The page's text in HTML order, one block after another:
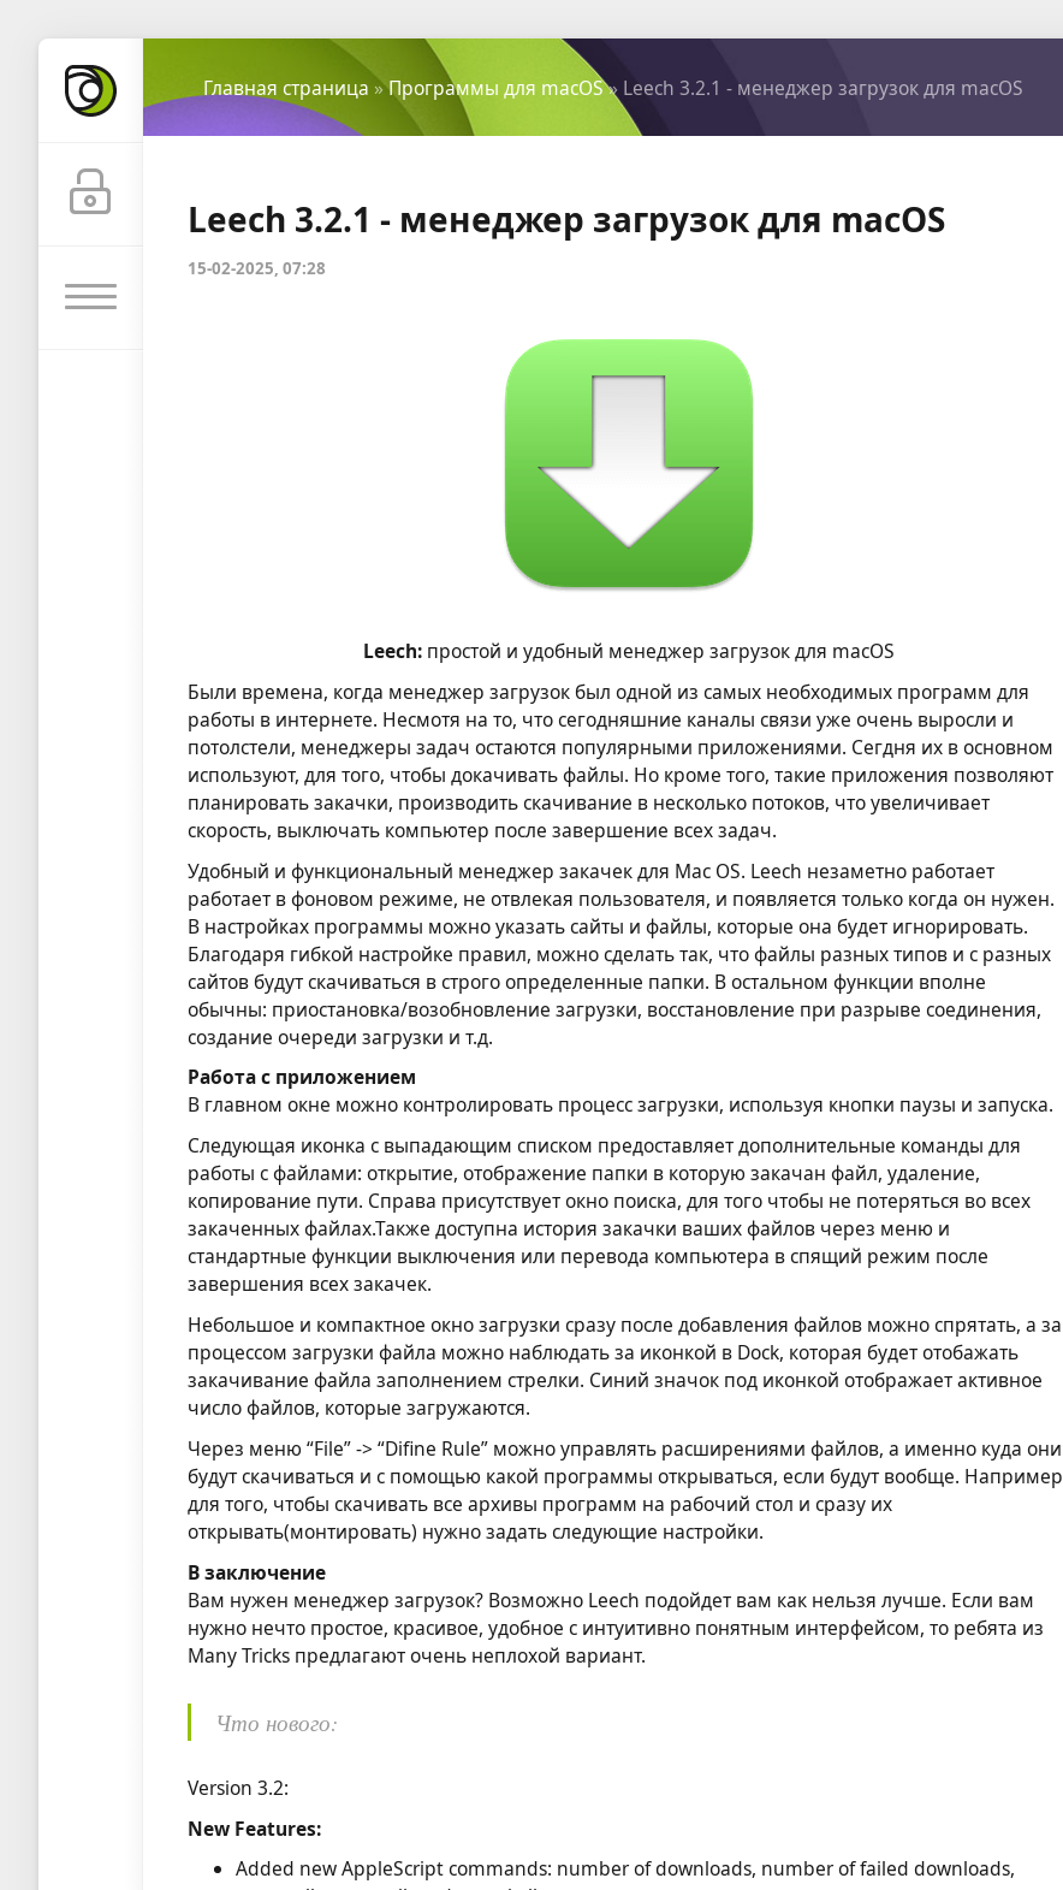
Главная страница »Программы для macOS» Leech 3.2.1 - менеджер загрузок для macOS
Leech 3.2.1 - менеджер загрузок для macOS
15-02-2025, 07:28
Leech:простой и удобный менеджер загрузок для macOS
Были времена, когда менеджер загрузок был одной из самых необходимых программ для
работы в интернете. Несмотя на то, что сегодняшние каналы связи уже очень выросли и
потолстели, менеджеры задач остаются популярными приложениями. Сегдня их в основном
используют, для того, чтобы докачивать файлы. Но кроме того, такие приложения позволяют
планировать закачки, производить скачивание в несколько потоков, что увеличивает
скорость, выключать компьютер после завершение всех задач.
Удобный и функциональный менеджер закачек для Mac OS. Leech незаметно работает
работает в фоновом режиме, не отвлекая пользователя, и появляется только когда он нужен.
В настройках программы можно указать сайты и файлы, которые она будет игнорировать.
Благодаря гибкой настройке правил, можно сделать так, что файлы разных типов и с разных
сайтов будут скачиваться в строго определенные папки. В остальном функции вполне
обычны: приостановка/возобновление загрузки, восстановление при разрыве соединения,
создание очереди загрузки и т.д.
Работа с приложением
В главном окне можно контролировать процесс загрузки, используя кнопки паузы и запуска.
Следующая иконка с выпадающим списком предоставляет дополнительные команды для
работы с файлами: открытие, отображение папки в которую закачан файл, удаление,
копирование пути. Справа присутствует окно поиска, для того чтобы не потеряться во всех
закаченных файлах.Также доступна история закачки ваших файлов через меню и
стандартные функции выключения или перевода компьютера в спящий режим после
завершения всех закачек.
Небольшое и компактное окно загрузки сразу после добавления файлов можно спрятать, а за
процессом загрузки файла можно наблюдать за иконкой в Dock, которая будет отобажать
закачивание файла заполнением стрелки. Синий значок под иконкой отображает активное
число файлов, которые загружаются.
Через меню “File” -> “Difine Rule” можно управлять расширениями файлов, а именно куда они
будут скачиваться и с помощью какой программы открываться, если будут вообще. Например
для того, чтобы скачивать все архивы программ на рабочий стол и сразу их
открывать(монтировать) нужно задать следующие настройки.
В заключение
Вам нужен менеджер загрузок? Возможно Leech подойдет вам как нельзя лучше. Если вам
нужно нечто простое, красивое, удобное с интуитивно понятным интерфейсом, то ребята из
Many Tricks предлагают очень неплохой вариант.
Что нового:
Version 3.2:
New Features:
Added new AppleScript commands: number of downloads, number of failed downloads,